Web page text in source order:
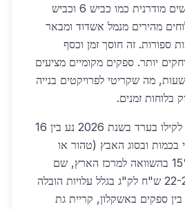
מבוססת על רשת כבישים מודרנית כמו כביש 6 וכביש
מהירים מנמל אשדוד ומבאר
ספורות. זה חוסך זמן וכסף
יותר. ספקים מקומיים מציעים
אספקה תוך 24-48 שעות, מה שקריטי לפרויקטים בנייה
בלוחות זמנים.
מבחינת מחירים, אבץ לקילו בערד בשנת 2026 נע בין 16
בכמות ובסוג האבץ (טהור או
סגסוגת). זה זול בכ-15% בהשוואה למרכז הארץ, שם
המחירים מגיעים ל-22-25 ש"ח לק"ג בגלל עלויות הובלה
ספקים באשקלון, קריית גת